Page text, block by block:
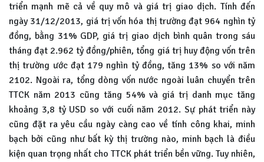
triển mạnh mẽ cả về quy mô và giá trị giao dịch. Tính đến
ngày 31/12/2013, giá trị vốn hóa thị trường đạt 964 nghìn tỷ
đồng, bằng 31% GDP, giá trị giao dịch bình quân trong sáu
tháng đạt 2.962 tỷ đồng/phiên, tổng giá trị huy động vốn trên
thị trường ước đạt 179 nghìn tỷ đồng, tăng 13% so với năm
2102. Ngoài ra, tổng dòng vốn nước ngoài luân chuyển trên
TTCK năm 2013 cũng tăng 54% và giá trị danh mục tăng
khoảng 3,8 tỷ USD so với cuối năm 2012. Sự phát triển này
cũng đặt ra yêu cầu ngày càng cao về tính công khai, minh
bạch bởi cũng như bất kỳ thị trường nào, minh bạch là điều
kiện quan trọng nhất cho TTCK phát triển bền vững. Tuy nhiên,